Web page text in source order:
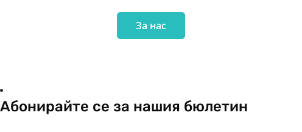
За нас
Абонирайте се за нашия бюлетин